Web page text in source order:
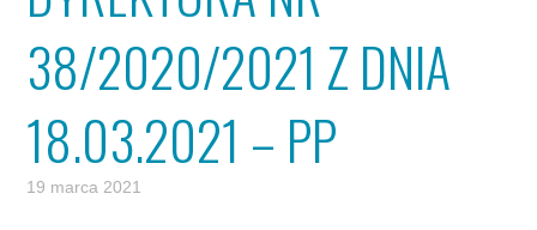
38/2020/2021 Z DNIA
18.03.2021 – PP
19 marca 2021